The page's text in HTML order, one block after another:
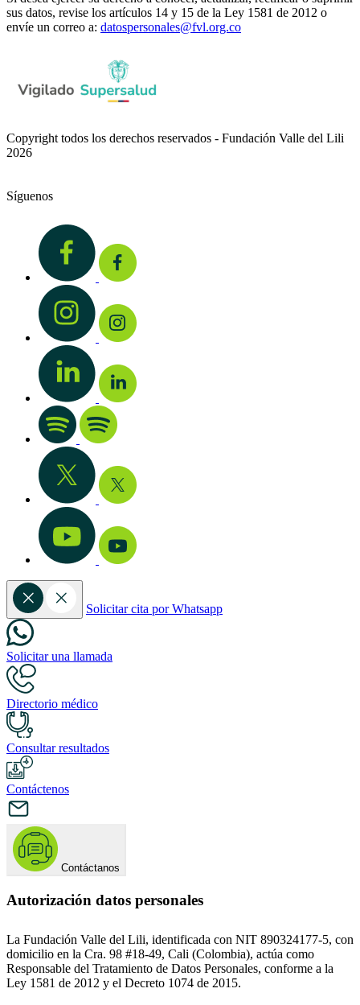
sus datos, revise los artículos 14 y 15 de la Ley 1581 de 2012 o
envíe un correo a: datospersonales@fvl.org.co
Copyright todos los derechos reservados - Fundación Valle del Lili
2026
Síguenos
Solicitar cita por Whatsapp
Solicitar una llamada
Directorio médico
Consultar resultados
Contáctenos
Contáctanos
Autorización datos personales
La Fundación Valle del Lili, identificada con NIT 890324177-5, con
domicilio en la Cra. 98 #18-49, Cali (Colombia), actúa como
Responsable del Tratamiento de Datos Personales, conforme a la
Ley 1581 de 2012 y el Decreto 1074 de 2015.